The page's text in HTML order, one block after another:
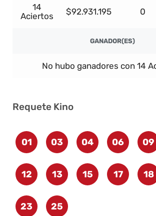
14
Aciertos
$92.931.195 0
GANADOR(ES)
No hubo ganadores con 14
Requete Kino
01 03 04 06 09
12 13 15 17 18
23 25